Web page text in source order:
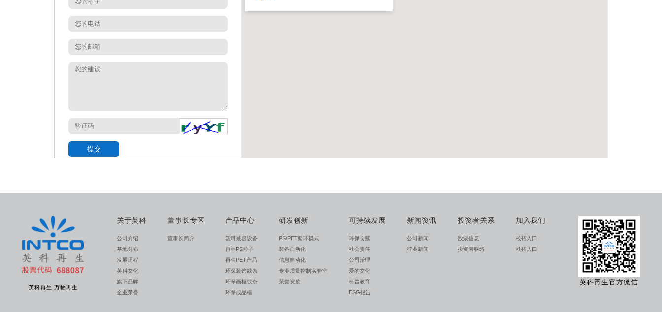
提交
英科再生 万物再生
关于英科
公司介绍
基地分布
发展历程
英科文化
旗下品牌
企业荣誉
董事长专区
董事长简介
产品中心
塑料减容设备
再生PS粒子
再生PET产品
环保装饰线条
环保画框线条
环保成品框
研发创新
PS/PET循环模式
装备自动化
信息自动化
专业质量控制实验室
荣誉资质
可持续发展
环保贡献
社会责任
公司治理
爱的文化
科普教育
ESG报告
新闻资讯
公司新闻
行业新闻
投资者关系
股票信息
投资者联络
加入我们
校招入口
社招入口
英科再生官方微信